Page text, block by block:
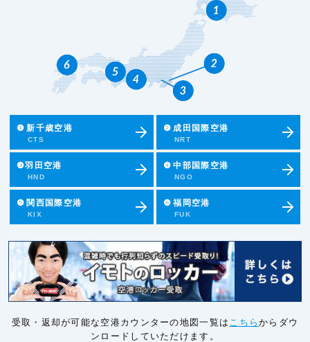
❶ 新千歳空港
CTS
❷ 成田国際空港
NRT
❸羽田空港
HND
❹ 中部国際空港
NGO
❺ 関西国際空港
KIX
❻ 福岡空港
FUK
受取・返却が可能な空港カウンターの地図一覧は こちらからダウ
ンロードしていただけます。